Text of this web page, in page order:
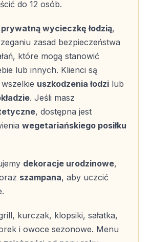
i Profesjonalna Załoga
podczas wycieczek
do całodziennego relaksu.
przed słońcem
pokładzie
łódź
towarzyszy Ci
do 12 osób.
prywatną wycieczkę łodzią,
zasad bezpieczeństwa
które mogą stanowić
lub innych. Klienci są
uszkodzenia łodzi lub
. Jeśli masz
, dostępna jest
wegetariańskiego posiłku
dekoracje urodzinowe,
szampana, aby uczcić
kurczak, klopsiki, sałatka,
i owoce sezonowe. Menu